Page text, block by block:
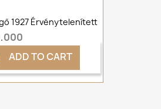
1927 Érvénytelenített
ADD TO CART